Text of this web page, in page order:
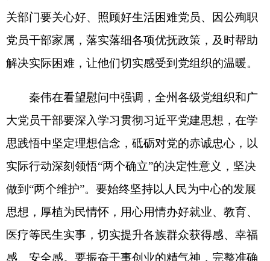
扭住社会稳定和长治久安工作总目标，紧紧围绕铸
牢中华民族共同体意识、推进中华民族共同体建
中承担的具体使命，全力维护社会大局稳定，紧
贴民生推动高质量发展，纵深推进全面从严治党，
奋力谱写建设社会主义现代化新疆克州篇章。
哈力别提·买买提吐尔干、多力坤·艾沙、赵
川、王菁、李晓斌、王彬、段洪波、艾斯克尔·阿布
都维力等州领导参加慰问。
（全媒体记者温彤王
颖新 ）
分享: